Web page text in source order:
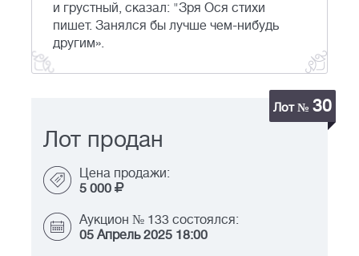
и грустный, сказал: "Зря Ося стихи
пишет. Занялся бы лучше чем-нибудь
другим».
Лот № 30
Лот продан
Цена продажи:
5 000
Аукцион № 133 состоялся:
05 Апрель 2025 18:00